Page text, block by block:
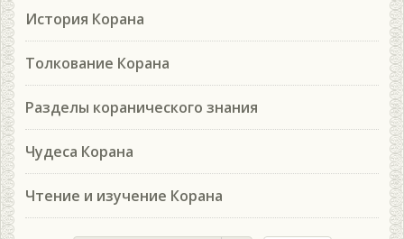
История Корана
Толкование Корана
Разделы коранического знания
Чудеса Корана
Чтение и изучение Корана